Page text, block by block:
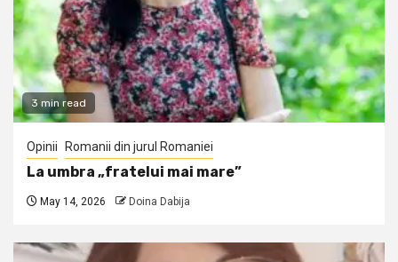
3 min read
Opinii Romanii din jurul Romaniei
La umbra „fratelui mai mare”
May 14, 2026 Doina Dabija